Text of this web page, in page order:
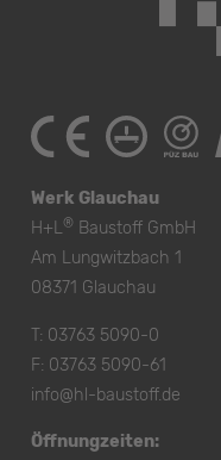
Werk Glauchau
H+L® Baustoff GmbH
Am Lungwitzbach 1
08371 Glauchau
T: 03763 5090-0
F: 03763 5090-61
info@hl-baustoff.de
Öffnungzeiten: